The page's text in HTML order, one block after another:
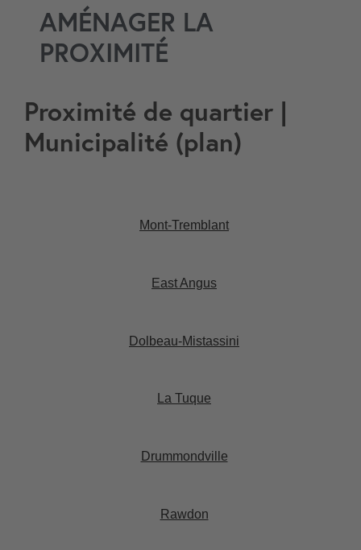
AMÉNAGER LA
PROXIMITÉ
Proximité de quartier |
Municipalité (plan)
Mont-Tremblant​
East Angus​
Dolbeau-Mistassini​
La Tuque​
Drummondville​
Rawdon​